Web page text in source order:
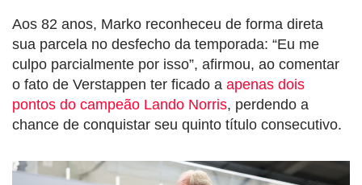
Aos 82 anos, Marko reconheceu de forma direta
sua parcela no desfecho da temporada: “Eu me
culpo parcialmente por isso”, afirmou, ao comentar
o fato de Verstappen ter ficado a apenas dois
pontos do campeão Lando Norris, perdendo a
chance de conquistar seu quinto título consecutivo.